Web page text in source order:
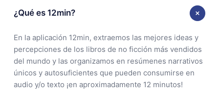
¿Qué es 12min?
En la aplicación 12min, extraemos las mejores ideas y
percepciones de los libros de no ficción más vendidos
del mundo y las organizamos en resúmenes narrativos
únicos y autosuficientes que pueden consumirse en
audio y/o texto ¡en aproximadamente 12 minutos!